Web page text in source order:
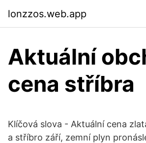
lonzzos.web.app
Aktuální
cena stříbra
Klíčová slova - Aktuální cena
a stříbro září, zemní plyn